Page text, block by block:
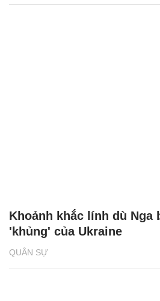
QUÂN SỰ
Khoảnh khắc lính dù Nga
'khủng' của Ukraine